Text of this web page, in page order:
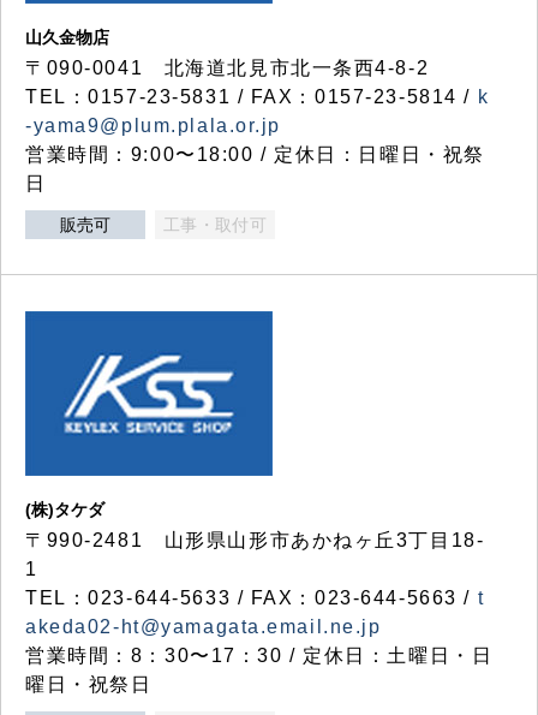
山久金物店
〒090-0041 北海道北見市北一条西4-8-2
TEL：0157-23-5831 / FAX：0157-23-5814 / k
-yama9@plum.plala.or.jp
営業時間：9:00〜18:00 / 定休日：日曜日・祝祭
日
販売可 工事・取付可
(株)タケダ
〒990-2481 山形県山形市あかねヶ丘3丁目18-
1
TEL：023-644-5633 / FAX：023-644-5663 / t
akeda02-ht@yamagata.email.ne.jp
営業時間：8：30〜17：30 / 定休日：土曜日・日
曜日・祝祭日